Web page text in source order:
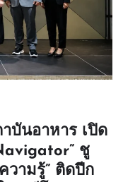
บันอาหาร เปิด
ชู
วามรู้” ติดปีก